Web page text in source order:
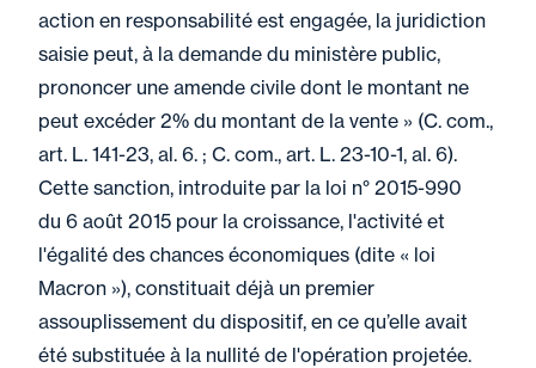
action en responsabilité est engagée, la juridiction
saisie peut, à la demande du ministère public,
prononcer une amende civile dont le montant ne
peut excéder 2% du montant de la vente » (C. com.,
art. L. 141-23, al. 6. ; C. com., art. L. 23-10-1, al. 6).
Cette sanction, introduite par la loi n° 2015-990
du 6 août 2015 pour la croissance, l'activité et
l'égalité des chances économiques (dite « loi
Macron »), constituait déjà un premier
assouplissement du dispositif, en ce qu’elle avait
été substituée à la nullité de l'opération projetée.